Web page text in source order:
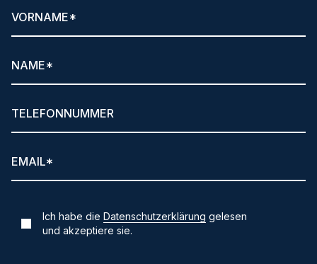
Ich habe dieDatenschutzerklärung gelesen
und akzeptiere sie.